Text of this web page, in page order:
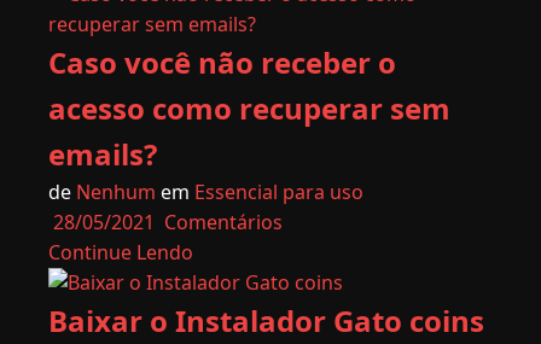
Caso você não receber o
acesso como recuperar sem
emails?
de Nenhum em Essencial para uso
28/05/2021 Comentários
Continue Lendo
Baixar o Instalador Gato coins